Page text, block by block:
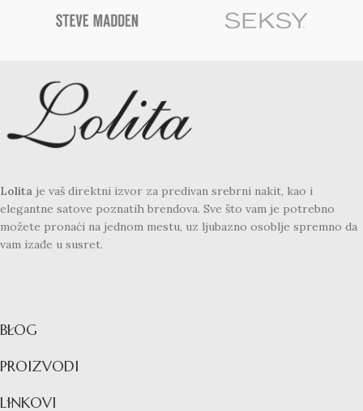
Lolita je vaš direktni izvor za predivan srebrni nakit, kao i
elegantne satove poznatih brendova. Sve što vam je potrebno
možete pronaći na jednom mestu, uz ljubazno osoblje spremno da
vam izađe u susret.
BLOG
PROIZVODI
LINKOVI